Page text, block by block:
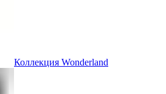
Коллекция Wonderland